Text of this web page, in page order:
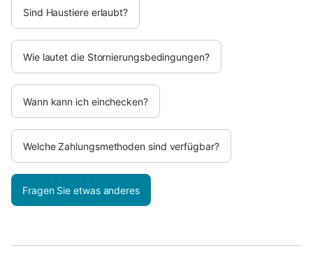
Sind Haustiere erlaubt?
Wie lautet die Stornierungsbedingungen?
Wann kann ich einchecken?
Welche Zahlungsmethoden sind verfügbar?
Fragen Sie etwas anderes